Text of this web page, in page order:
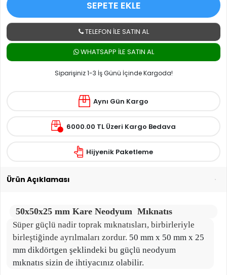
SEPETE EKLE
TELEFON İLE SATIN AL
WHATSAPP ILE SATIN AL
Siparişiniz 1-3 İş Günü İçinde Kargoda!
Aynı Gün Kargo
6000.00 TL Üzeri Kargo Bedava
Hijyenik Paketleme
Ürün Açıklaması
50x50x25 mm Kare Neodyum Mıknatıs
Süper güçlü nadir toprak mıknatısları, birbirleriyle
birleştiğinde ayrılmaları zordur. 50 mm x 50 mm x 25
mm dikdörtgen şeklindeki bu güçlü neodyum
mıknatıs sizin de ihtiyacınız olabilir.